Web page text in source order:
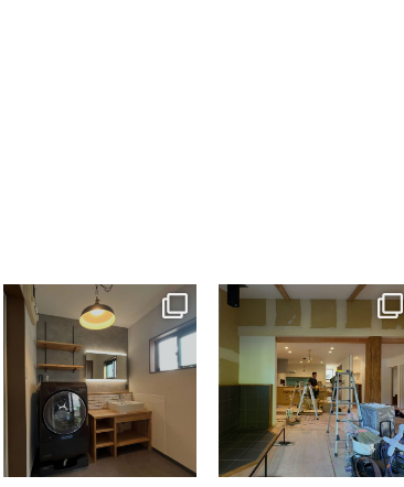
tomohouseinc
7月 13
tomohouseinc